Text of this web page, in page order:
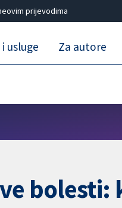
prijevodima
usluge Za autore
bolesti: